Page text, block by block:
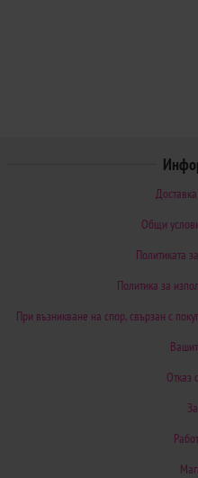
Общи
Политиката
Политика за
При възникване на спор, свързан с
Отказ